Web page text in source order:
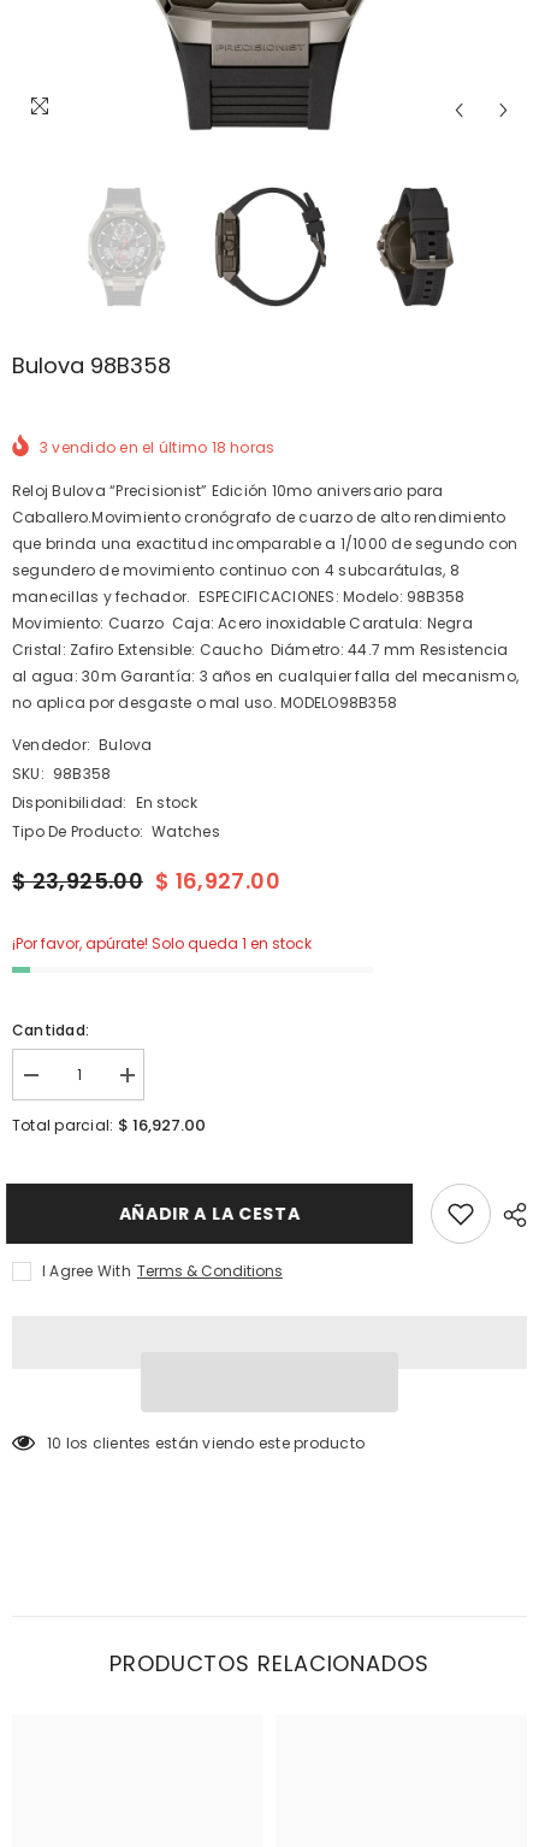
Bulova 98B358
3 vendido en el último 18 horas
Reloj Bulova “Precisionist” Edición 10mo aniversario para
Caballero.Movimiento cronógrafo de cuarzo de alto rendimiento
que brinda una exactitud incomparable a 1/1000 de segundo con
segundero de movimiento continuo con 4 subcarátulas, 8
manecillas y fechador. ESPECIFICACIONES: Modelo: 98B358
Movimiento: Cuarzo Caja: Acero inoxidable Caratula: Negra
Cristal: Zafiro Extensible: Caucho Diámetro: 44.7 mm Resistencia
al agua: 30m Garantía: 3 años en cualquier falla del mecanismo,
no aplica por desgaste o mal uso. MODELO98B358
Vendedor: Bulova
SKU: 98B358
Disponibilidad: En stock
Tipo De Producto: Watches
$ 23,925.00 $ 16,927.00
¡Por favor, apúrate! Solo queda 1 en stock
Cantidad:
Error:
Missing
interpolation
&quot;Reducir
cantidad
de
{{
I18n
Error:
Missing
interpolation
&quot;Aumentar
cantidad
de
{{
Total parcial: $ 16,927.00
AÑADIR A LA CESTA
I Agree With Terms & Conditions
18 los clientes están viendo este producto
PRODUCTOS RELACIONADOS